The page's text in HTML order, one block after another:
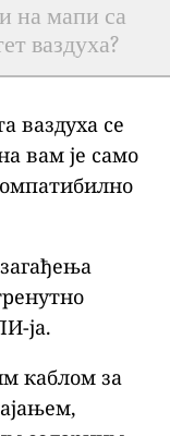
на мапи са
ваздуха?
ваздуха се
вам је само
ја.
каблом за